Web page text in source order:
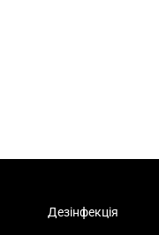
Дезінфекція